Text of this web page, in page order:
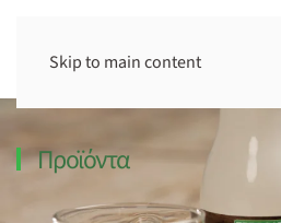
Skip to main content
Προϊόντα